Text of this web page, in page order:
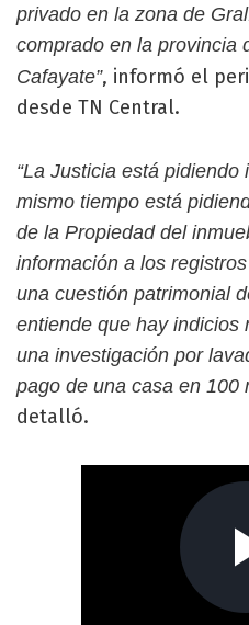
privado en la zona de
comprado en la provincia
Cafayate”, informó el
desde TN Central.
“La Justicia está
mismo tiempo está
de la Propiedad del
información a los
una cuestión patrimonial
entiende que hay indicios
una investigación por
pago de una casa en 100
detalló.